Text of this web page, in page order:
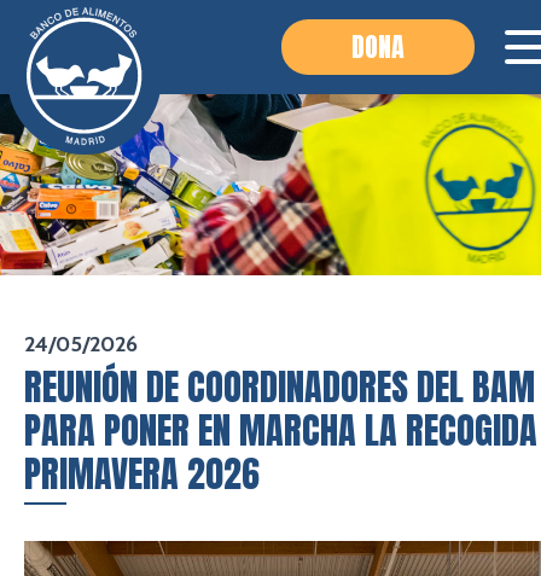
DONA
24/05/2026
REUNIÓN DE COORDINADORES DEL BAM
PARA PONER EN MARCHA LA RECOGIDA
PRIMAVERA 2026